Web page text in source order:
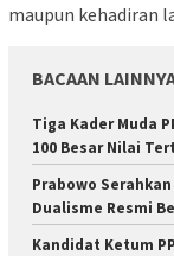
maupun kehadiran
BACAAN
Tiga Kader Muda
100 Besar Nilai
Prabowo
Dualisme Resmi
Kandidat Ketum